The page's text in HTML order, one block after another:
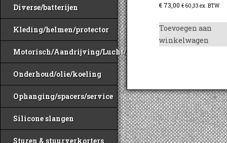
Diverse/batterijen
Kleding/helmen/protector
Motorisch/Aandrijving/Lucht/Benzine
Onderhoud/olie/koeling
Ophanging/spacers/service
Silicone slangen
Sturen & stuurverkorters
€ 73,00 € 60,33 ex. BTW
Toevoegen aan
winkelwagen